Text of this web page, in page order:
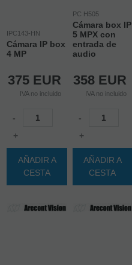
IPC143-HN
Cámara IP box
4 MP
375 EUR
IVA no incluido
-
+
AÑADIR A
CESTA
PC H505
Cámara box IP
5 MPX con
entrada de
audio
358 EUR
IVA no incluido
-
+
AÑADIR A
CESTA